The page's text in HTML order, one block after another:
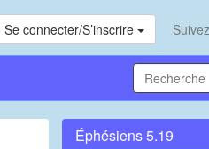
Se connecter/S’inscrire
Éphésiens 5.19